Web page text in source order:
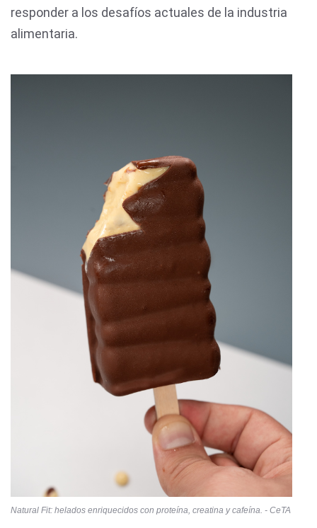
responder a los desafíos actuales de la industria
alimentaria.
Natural Fit: helados enriquecidos con proteína, creatina y cafeína. - CeTA